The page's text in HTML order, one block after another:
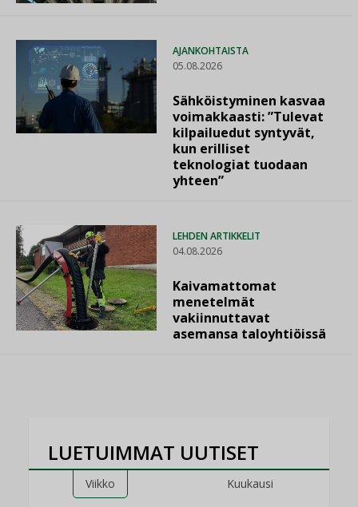
AJANKOHTAISTA
05.08.2026
Sähköistyminen kasvaa
voimakkaasti: ”Tulevat
kilpailuedut syntyvät,
kun erilliset
teknologiat tuodaan
yhteen”
LEHDEN ARTIKKELIT
04.08.2026
Kaivamattomat
menetelmät
vakiinnuttavat
asemansa taloyhtiöissä
LUETUIMMAT UUTISET
Viikko Kuukausi